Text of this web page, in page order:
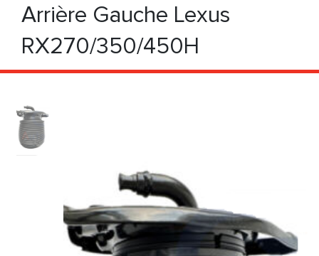
Arrière Gauche Lexus
RX270/350/450H